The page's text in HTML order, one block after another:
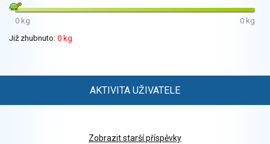
0 kg
0 kg
Již zhubnuto: 0 kg
AKTIVITA UŽIVATELE
Zobrazit starší příspěvky